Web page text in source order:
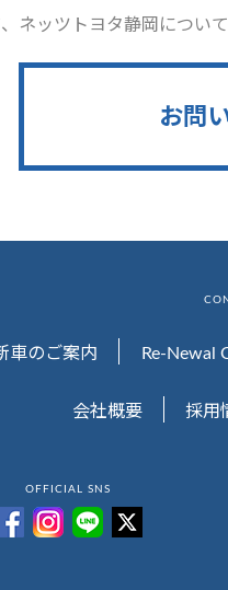
ネッツトヨタ静岡につい
お問
車のご案内 Re-Newal
会社概要 採用
OFFICIAL SNS